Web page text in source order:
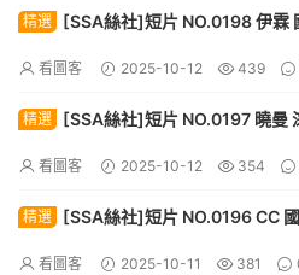
精選 [SSA絲社]短片 NO.0198 伊霖
看圖客 2025-10-12 439
精選 [SSA絲社]短片 NO.0197 曉曼
看圖客 2025-10-12 354
精選 [SSA絲社]短片 NO.0196 CC
看圖客 2025-10-11 381